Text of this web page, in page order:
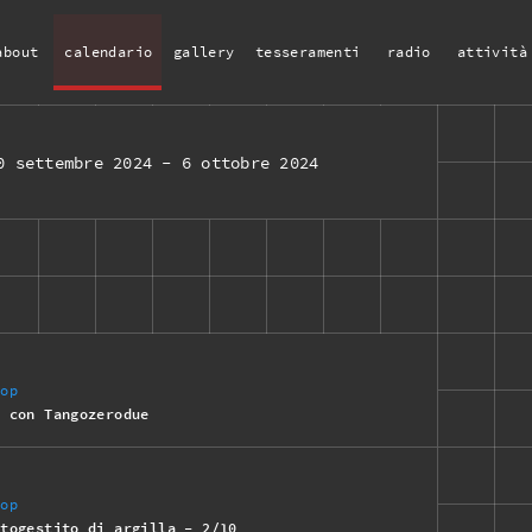
calendario gallery tesseramenti radio attività
settembre 2024 - 6 ottobre 2024
Tangozerodue
di argilla - 2/10